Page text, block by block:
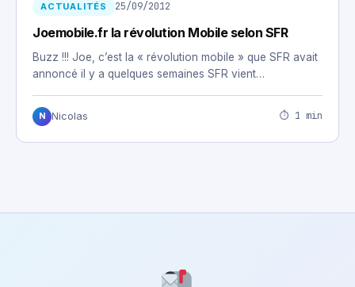
ACTUALITÉS 25/09/2012
Joemobile.fr la révolution Mobile selon SFR
Buzz !!! Joe, c’est la « révolution mobile » que SFR avait
annoncé il y a quelques semaines SFR vient…
N Nicolas ⏱ 1 min